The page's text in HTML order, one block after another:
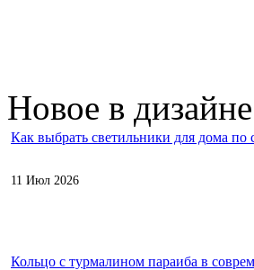
Новое в дизайне
Как выбрать светильники для дома
11 Июл 2026
Кольцо с турмалином параиба в